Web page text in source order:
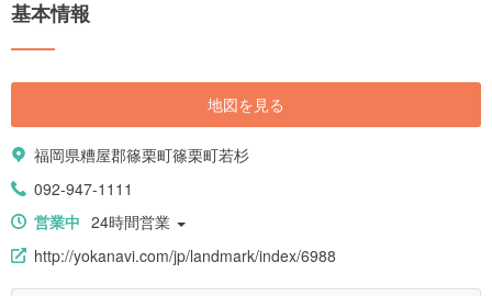
基本情報
地図を見る
福岡県糟屋郡篠栗町篠栗町若杉
092-947-1111
営業中 24時間営業
http://yokanavi.com/jp/landmark/index/6988